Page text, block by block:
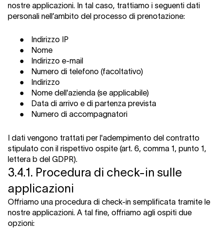
nostre applicazioni. In tal caso, trattiamo i seguenti dati
personali nell’ambito del processo di prenotazione:
●
Indirizzo IP
●
Nome
●
Indirizzo e-mail
●
Numero di telefono (facoltativo)
●
Indirizzo
●
Nome dell'azienda (se applicabile)
●
Data di arrivo e di partenza prevista
●
Numero di accompagnatori
I dati vengono trattati per l'adempimento del contratto
stipulato con il rispettivo ospite (art. 6, comma 1, punto 1,
lettera b del GDPR).
3.4.1. Procedura di check-in sulle
applicazioni
Offriamo una procedura di check-in semplificata tramite le
nostre applicazioni. A tal fine, offriamo agli ospiti due
opzioni: